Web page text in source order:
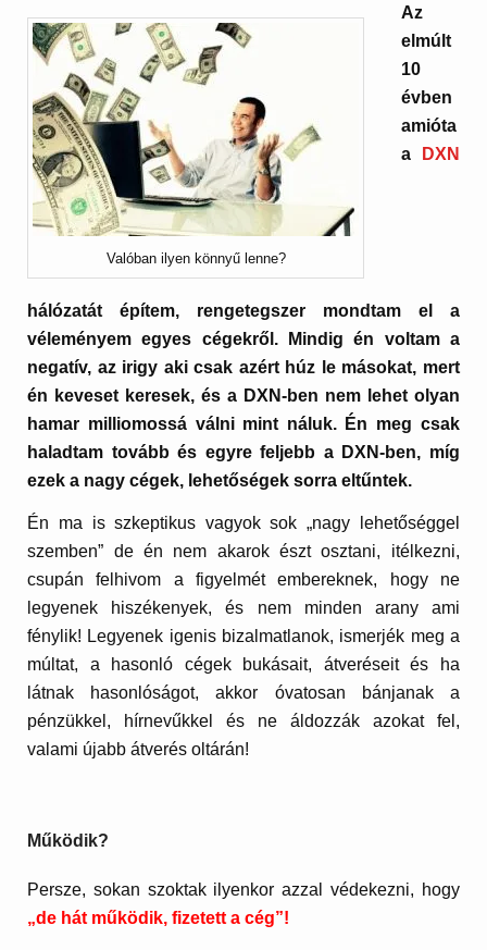
Valóban ilyen könnyű lenne?
Az
elmúlt
10
évben
amióta
a
DXN
hálózatát építem, rengetegszer mondtam el a
véleményem egyes cégekről. Mindig én voltam a
negatív, az irigy aki csak azért húz le másokat, mert
én keveset keresek, és a DXN-ben nem lehet olyan
hamar milliomossá válni mint náluk. Én meg csak
haladtam tovább és egyre feljebb a DXN-ben, míg
ezek a nagy cégek, lehetőségek sorra eltűntek.
Én ma is szkeptikus vagyok sok „nagy lehetőséggel
szemben” de én nem akarok észt osztani, itélkezni,
csupán felhivom a figyelmét embereknek, hogy ne
legyenek hiszékenyek, és nem minden arany ami
fénylik! Legyenek igenis bizalmatlanok, ismerjék meg a
múltat, a hasonló cégek bukásait, átveréseit és ha
látnak hasonlóságot, akkor óvatosan bánjanak a
pénzükkel, hírnevűkkel és ne áldozzák azokat fel,
valami újabb átverés oltárán!
Működik?
Persze, sokan szoktak ilyenkor azzal védekezni, hogy
„de hát működik, fizetett a cég”!